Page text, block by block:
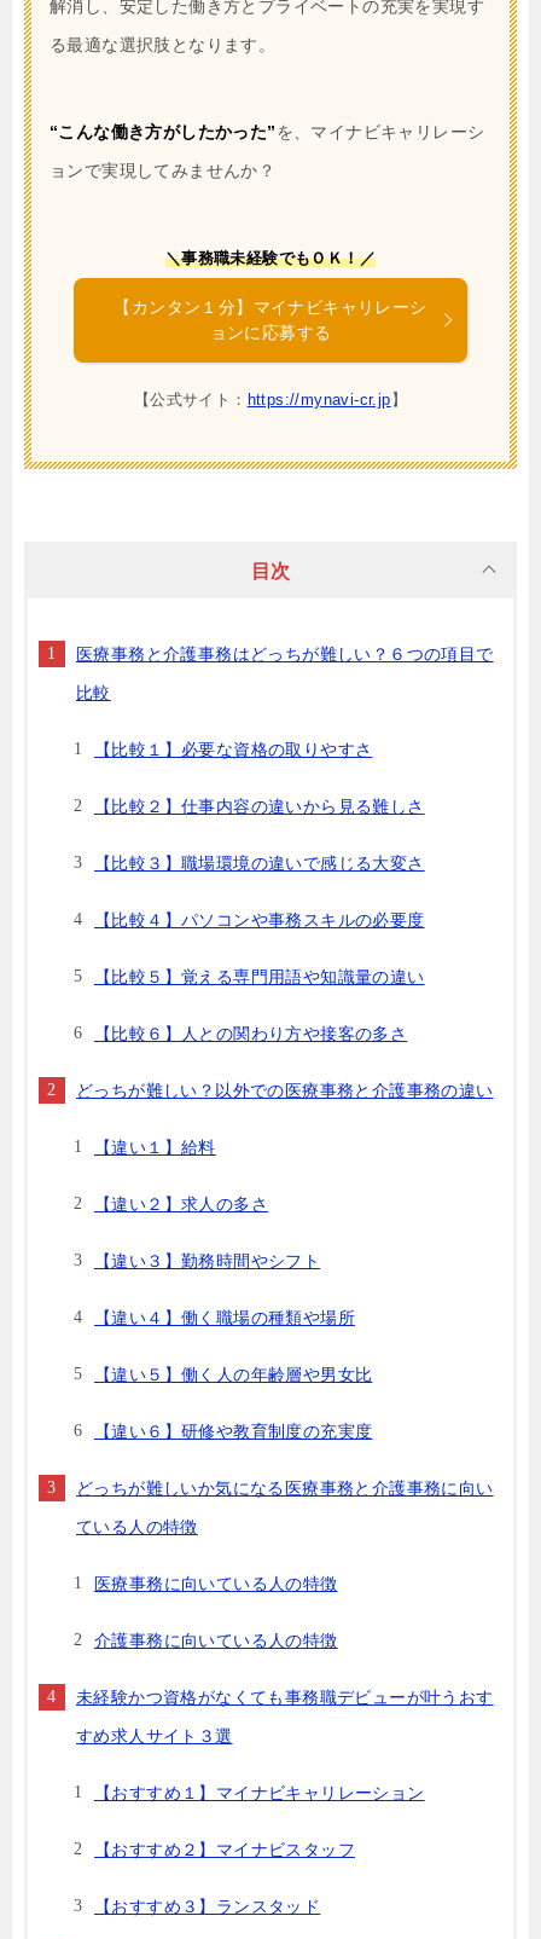
解消し、安定した働き方とプライベートの充実を実現す
る最適な選択肢となります。
“こんな働き方がしたかった”を、マイナビキャリレーシ
ョンで実現してみませんか？
＼事務職未経験でもＯＫ！／
【カンタン１分】マイナビキャリレーシ
ョンに応募する
【公式サイト： https://mynavi-cr.jp 】
目次
医療事務と介護事務はどっちが難しい？６つの項目で
比較
【比較１】必要な資格の取りやすさ
【比較２】仕事内容の違いから見る難しさ
【比較３】職場環境の違いで感じる大変さ
【比較４】パソコンや事務スキルの必要度
【比較５】覚える専門用語や知識量の違い
【比較６】人との関わり方や接客の多さ
どっちが難しい？以外での医療事務と介護事務の違い
【違い１】給料
【違い２】求人の多さ
【違い３】勤務時間やシフト
【違い４】働く職場の種類や場所
【違い５】働く人の年齢層や男女比
【違い６】研修や教育制度の充実度
どっちが難しいか気になる医療事務と介護事務に向い
ている人の特徴
医療事務に向いている人の特徴
介護事務に向いている人の特徴
未経験かつ資格がなくても事務職デビューが叶うおす
すめ求人サイト３選
【おすすめ１】マイナビキャリレーション
【おすすめ２】マイナビスタッフ
【おすすめ３】ランスタッド